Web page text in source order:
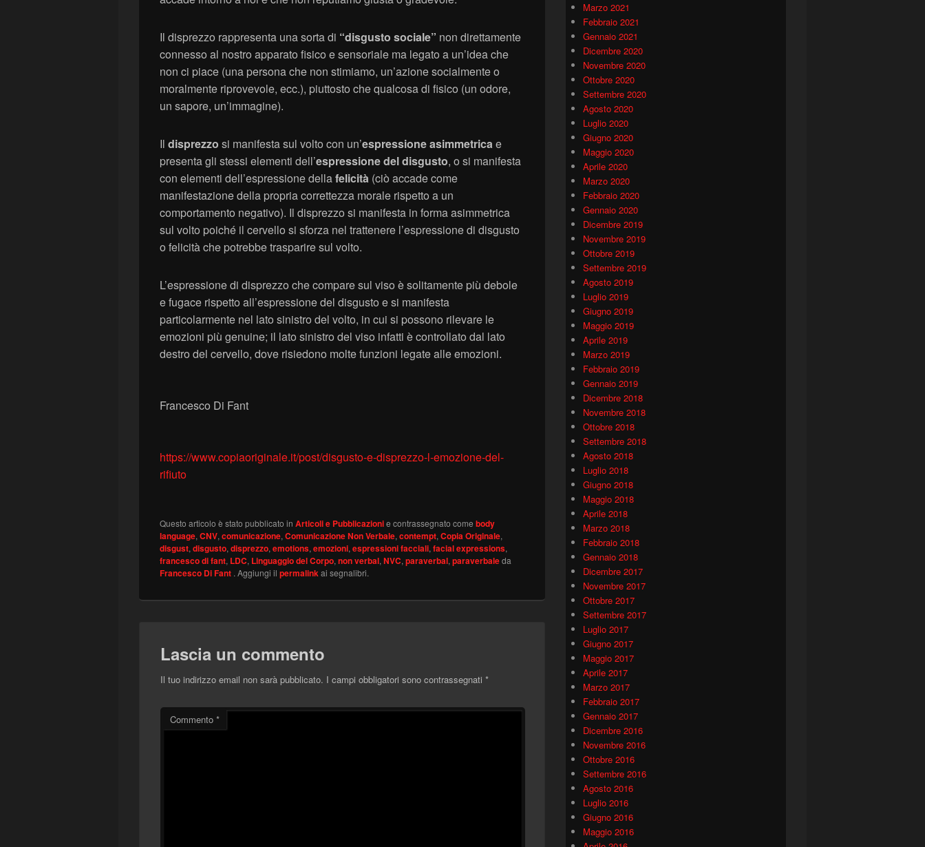
Il disprezzo rappresenta una sorta di “disgusto sociale” non direttamente
connesso al nostro apparato fisico e sensoriale ma legato a un’idea che
non ci piace (una persona che non stimiamo, un’azione socialmente o
moralmente riprovevole, ecc.), piuttosto che qualcosa di fisico (un odore,
un sapore, un’immagine).
Il disprezzo si manifesta sul volto con un’espressione asimmetricae
presenta gli stessi elementi dell’espressione del disgusto, o si manifesta
con elementi dell’espressione dellafelicità (ciò accade come
manifestazione della propria correttezza morale rispetto a un
comportamento negativo). Il disprezzo si manifesta in forma asimmetrica
sul volto poiché il cervello si sforza nel trattenere l’espressione di disgusto
o felicità che potrebbe trasparire sul volto.
L’espressione di disprezzo che compare sul viso è solitamente più debole
e fugace rispetto all’espressione del disgusto e si manifesta
particolarmente nel lato sinistro del volto, in cui si possono rilevare le
emozioni più genuine; il lato sinistro del viso infatti è controllato dal lato
destro del cervello, dove risiedono molte funzioni legate alle emozioni.
Francesco Di Fant
https://www.copiaoriginale.it/post/disgusto-e-disprezzo-l-emozione-del-
rifiuto
Questo articolo è stato pubblicato in Articoli e Pubblicazionie contrassegnato come body
language, CNV, comunicazione, Comunicazione Non Verbale, contempt, Copia Originale,
disgust, disgusto, disprezzo, emotions, emozioni, espressioni facciali, facial expressions,
francesco di fant, LDC, Linguaggio del Corpo, non verbal, NVC, paraverbal, paraverbaleda
Francesco Di Fant . Aggiungi il permalinkai segnalibri.
Lascia un commento
Il tuo indirizzo email non sarà pubblicato. I campi obbligatori sono contrassegnati *
Commento *
Marzo 2021
Febbraio 2021
Gennaio 2021
Dicembre 2020
Novembre 2020
Ottobre 2020
Settembre 2020
Agosto 2020
Luglio 2020
Giugno 2020
Maggio 2020
Aprile 2020
Marzo 2020
Febbraio 2020
Gennaio 2020
Dicembre 2019
Novembre 2019
Ottobre 2019
Settembre 2019
Agosto 2019
Luglio 2019
Giugno 2019
Maggio 2019
Aprile 2019
Marzo 2019
Febbraio 2019
Gennaio 2019
Dicembre 2018
Novembre 2018
Ottobre 2018
Settembre 2018
Agosto 2018
Luglio 2018
Giugno 2018
Maggio 2018
Aprile 2018
Marzo 2018
Febbraio 2018
Gennaio 2018
Dicembre 2017
Novembre 2017
Ottobre 2017
Settembre 2017
Luglio 2017
Giugno 2017
Maggio 2017
Aprile 2017
Marzo 2017
Febbraio 2017
Gennaio 2017
Dicembre 2016
Novembre 2016
Ottobre 2016
Settembre 2016
Agosto 2016
Luglio 2016
Giugno 2016
Maggio 2016